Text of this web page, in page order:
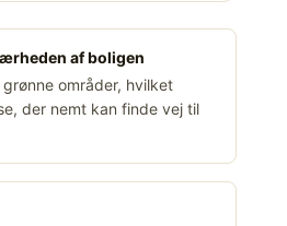
af boligen
områder, hvilket
der nemt kan finde vej til